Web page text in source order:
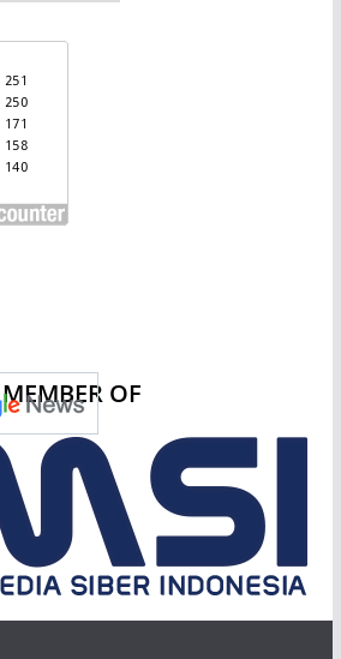
MEMBER OF